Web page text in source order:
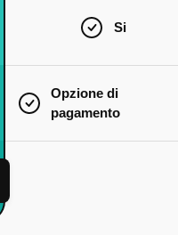
Si
Opzione di
pagamento